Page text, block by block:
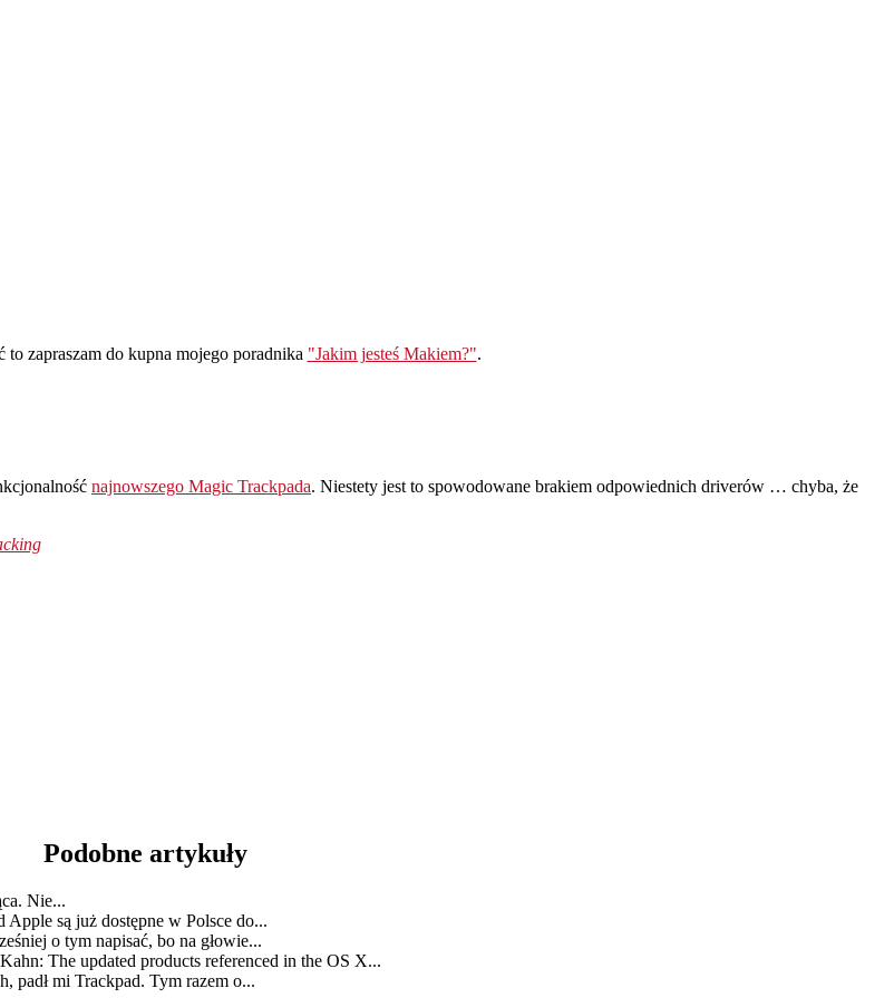
to zapraszam do kupna mojego poradnika "Jakim jesteś Makiem?".
najnowszego Magic Trackpada. Niestety jest to spowodowane brakiem odpowiednich driverów … chyba, że
Podobne artykuły
Nie...
są już dostępne w Polsce do...
o tym napisać, bo na głowie...
The updated products referenced in the OS X...
padł mi Trackpad. Tym razem o...